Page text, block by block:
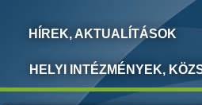
HÍREK, AKTUALÍTÁSOK
HELYI INTÉZMÉNYEK,